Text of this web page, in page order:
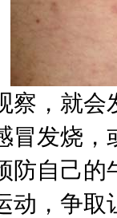
察，就
冒发烧
防自己
动，争